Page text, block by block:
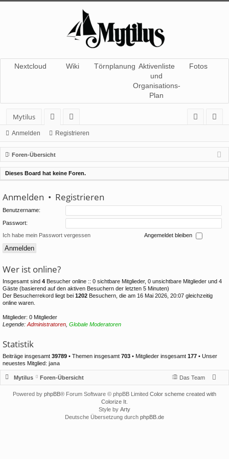
Nextcloud Wiki Törnplanung Aktivenliste
und
Organisations-
Plan
Fotos
Mytilus
or
en
itg
lie
de
r
m
el
de
ist
rie
re
Anmelden Registrieren
Foren-Übersicht
Dieses Board hat keine Foren.
Anmelden • Registrieren
Benutzername:
Passwort:
Ich habe mein Passwort vergessen Angemeldet bleiben
Wer ist online?
Insgesamt sind 4 Besucher online :: 0 sichtbare Mitglieder, 0 unsichtbare Mitglieder und 4
Gäste (basierend auf den aktiven Besuchern der letzten 5 Minuten)
Der Besucherrekord liegt bei 1202 Besuchern, die am 16 Mai 2026, 20:07 gleichzeitig
online waren.
Mitglieder: 0 Mitglieder
Legende: Administratoren Globale Moderatoren
Statistik
Beiträge insgesamt 39789 • Themen insgesamt 703 • Mitglieder insgesamt 177 • Unser
neuestes Mitglied: jana
Mytilus Foren-Übersicht Das Team
Powered by phpBB® Forum Software © phpBB Limited Color scheme created with
Colorize It
Style by Arty
Deutsche Übersetzung durch phpBB.de